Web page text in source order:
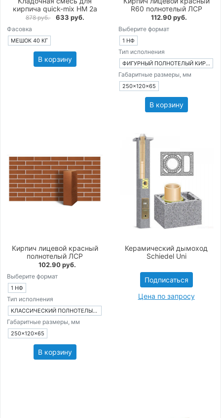
кирпича quick-mix HM 2a
878 руб. 633 руб.
Фасовка
МЕШОК 40 КГ
В корзину
R60 полнотелый ЛСР
112.90 руб.
Выберите формат
1 НФ
Тип исполнения
ФИГУРНЫЙ ПОЛНОТЕЛЫЙ КИРПИЧ
Габаритные размеры, мм
250×120×65
В корзину
Кирпич лицевой красный
полнотелый ЛСР
102.90 руб.
Выберите формат
1 НФ
Тип исполнения
КЛАССИЧЕСКИЙ ПОЛНОТЕЛЫЙ КИРПИЧ
Габаритные размеры, мм
250×120×65
В корзину
Керамический дымоход
Schiedel Uni
Подписаться
Цена по запросу